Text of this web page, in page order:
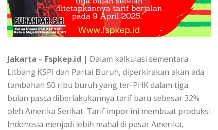
Jakarta – Fspkep.id | Dalam kalkulasi sementara
Litbang KSPI dan Partai Buruh, diperkirakan akan ada
tambahan 50 ribu buruh yang ter-PHK dalam tiga
bulan pasca diberlakukannya tarif baru sebesar 32%
oleh Amerika Serikat. Tarif impor ini membuat produksi
Indonesia menjadi lebih mahal di pasar Amerika,